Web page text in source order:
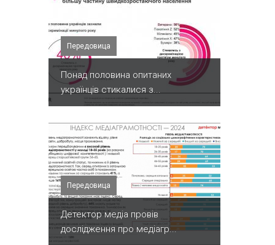
Передовица
Понад половина опитаних
українців стикалися з...
Передовица
Детектор медіа провів
дослідження про медіагр...